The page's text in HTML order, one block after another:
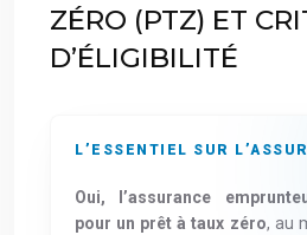
ZÉRO (PTZ) ET
D’ÉLIGIBILITÉ
L’ESSENTIEL SUR
Oui, l’assurance
pour un prêt à taux zéro, au